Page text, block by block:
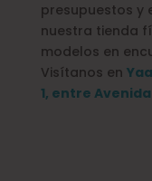
presupuestos y
nuestra tienda
modelos en
Visítanos en
1, entre